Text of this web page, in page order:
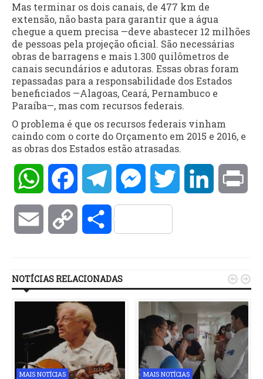
Mas terminar os dois canais, de 477 km de
extensão, não basta para garantir que a água
chegue a quem precisa —deve abastecer 12 milhões
de pessoas pela projeção oficial. São necessárias
obras de barragens e mais 1.300 quilômetros de
canais secundários e adutoras. Essas obras foram
repassadas para a responsabilidade dos Estados
beneficiados —Alagoas, Ceará, Pernambuco e
Paraíba—, mas com recursos federais.
O problema é que os recursos federais vinham
caindo com o corte do Orçamento em 2015 e 2016, e
as obras dos Estados estão atrasadas.
WhatsAppFacebookTelegramMessengerTwitter LinkedIn
Email Copy Compartilhar
NOTÍCIAS RELACIONADAS
MAIS NOTÍCIAS MAIS NOTÍCIAS
 